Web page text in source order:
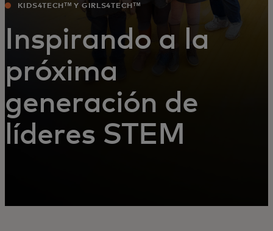
KIDS4TECHᵀᴹ Y GIRLS4TECHᵀᴹ
Inspirando a la
próxima
generación de
líderes STEM